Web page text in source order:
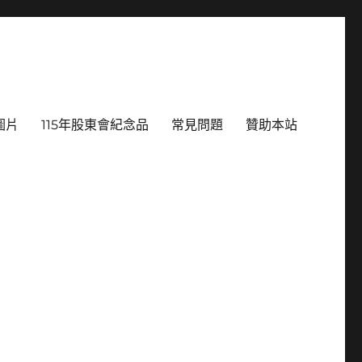
片 115年股東會紀念品 常見問題 贊助本站